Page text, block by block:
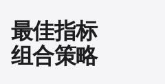
最佳指标
组合策略